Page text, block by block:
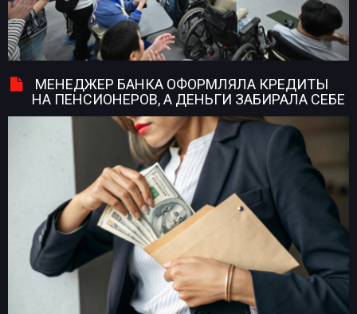
МЕНЕДЖЕР БАНКА ОФОРМЛЯЛА КРЕДИТЫ
НА ПЕНСИОНЕРОВ, А ДЕНЬГИ ЗАБИРАЛА СЕБЕ